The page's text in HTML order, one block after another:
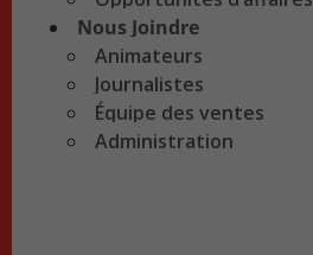
Nous Joindre
Animateurs
Journalistes
Équipe des ventes
Administration